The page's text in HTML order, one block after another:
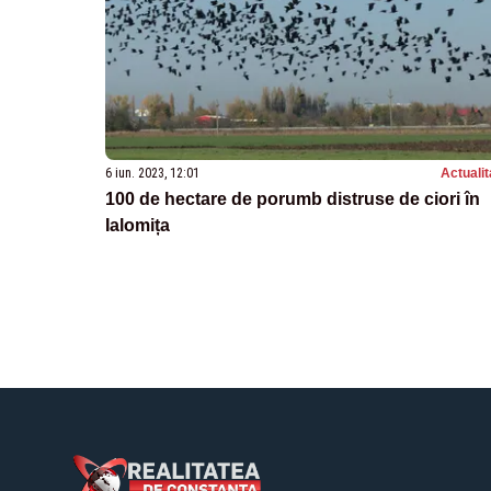
6 iun. 2023, 12:01
100 de hectare de porumb distruse de ciori în
Ialomița